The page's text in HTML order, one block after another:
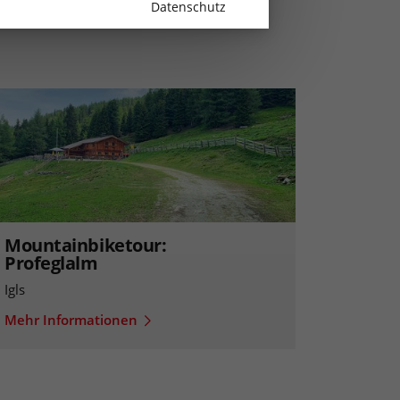
Mountainbiketour:
Profeglalm
Igls
Mehr Informationen
Datenschutz